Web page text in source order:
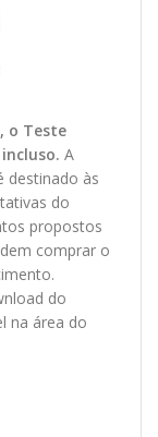
o Teste
A
destinado às
do
propostos
comprar o
do
na área do